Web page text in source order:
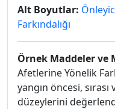
Alt Boyutlar:
Farkındalığı
Örnek Maddeler ve
Afetlerine Yönelik
yangın öncesi,
düzeylerini